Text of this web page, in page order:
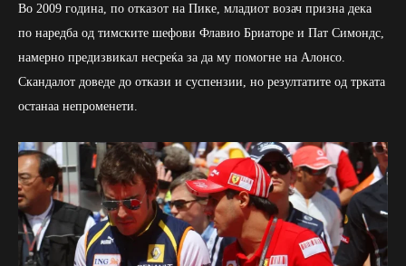
Во 2009 година, по отказот на Пике, младиот возач призна дека
по наредба од тимските шефови Флавио Бриаторе и Пат Симондс,
намерно предизвикал несреќа за да му помогне на Алонсо.
Скандалот доведе до откази и суспензии, но резултатите од трката
останаа непроменети.